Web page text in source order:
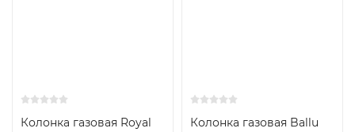
Колонка газовая Royal
Колонка газовая Ballu